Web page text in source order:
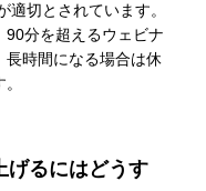
切とされています。
分を超えるウェビナ
長時間になる場合は休
げるにはどうす